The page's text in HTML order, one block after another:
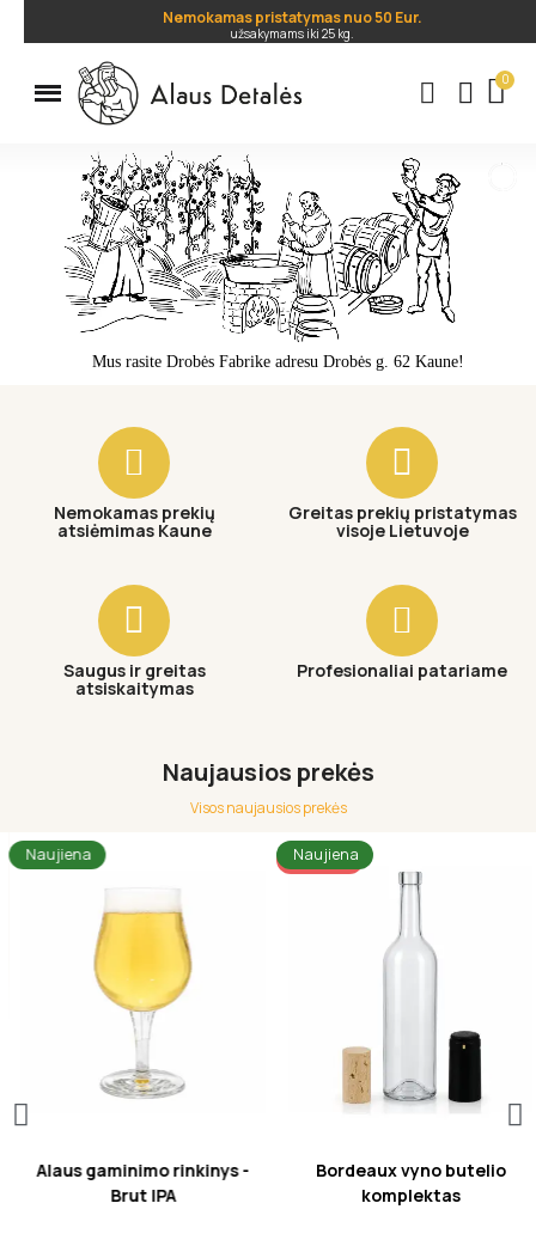
Nemokamas pristatymas nuo 50 Eur.
užsakymams iki 25 kg.
Mus rasite Drobės Fabrike adresu Drobės g. 62 Kaune!
Nemokamas prekių
atsiėmimas Kaune
Greitas prekių pristatymas
visoje Lietuvoje
Saugus ir greitas
atsiskaitymas
Profesionaliai patariame
Naujausios prekės
Visos naujausios prekės
Greita peržiūra
Alaus gaminimo rinkinys -
Brut IPA
Naujiena
Greita peržiūra
Bordeaux vyno butelio
komplektas
AKCIJA!!!
Naujiena